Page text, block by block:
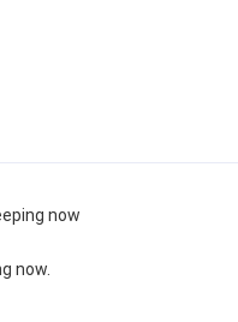
now
now.